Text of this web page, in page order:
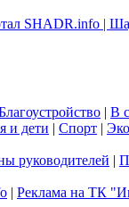
| В
и дети | Спорт |
руководителей |
| Реклама на ТК